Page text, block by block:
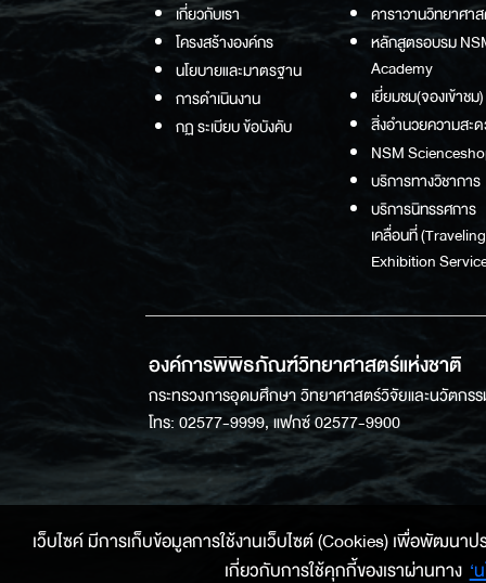
เกี่ยวกับเรา
โครงสร้างองค์กร
นโยบายและมาตรฐาน
การดำเนินงาน
กฏ ระเบียบ ข้อบังคับ
คาราวานวิทยาศา
หลักสูตรอบรม
Academy
เยี่ยมชม(จองเข้าชม)
สิ่งอำนวยความสะ
NSM
บริการทางวิชาการ
บริการนิทรรศการ
เคลื่อนที่ (Traveling
Exhibition
องค์การพิพิธภัณฑ์วิทยาศาสตร์แห่งชาติ
กระทรวงการอุดมศึกษา วิทยาศาสตร์วิจัยและนวัตก
โทร: 02577-9999, แฟกซ์ 02577-9900
เว็บไซค์ มีการเก็บข้อมูลการใช้งานเว็บไซต์ (Cookies) เพื่อพัฒน
เกี่ยวกับการใช้คุกกี้ของเราผ่านทาง ‘